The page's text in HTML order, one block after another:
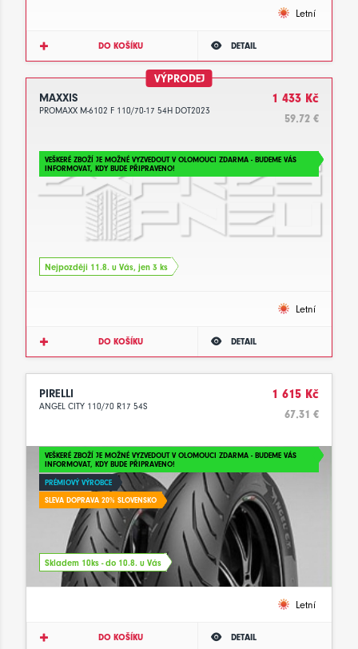
Letní
DO KOŠÍKU DETAIL
VÝPRODEJ
MAXXIS
PROMAXX M-6102 F 110/70-17 54H DOT2023
1 433 Kč
59.72 €
VEŠKERÉ ZBOŽÍ JE MOŽNÉ VYZVEDOUT V OLOMOUCI ZDARMA - BUDEME VÁS
INFORMOVAT, KDY BUDE PŘIPRAVENO!
Nejpozději 11.8. u Vás, jen 3 ks
Letní
DO KOŠÍKU DETAIL
PIRELLI
ANGEL CITY 110/70 R17 54S
1 615 Kč
67.31 €
VEŠKERÉ ZBOŽÍ JE MOŽNÉ VYZVEDOUT V OLOMOUCI ZDARMA - BUDEME VÁS
INFORMOVAT, KDY BUDE PŘIPRAVENO!
PRÉMIOVÝ VÝROBCE
SLEVA DOPRAVA 20% SLOVENSKO
Skladem 10ks - do 10.8. u Vás
Letní
DO KOŠÍKU DETAIL